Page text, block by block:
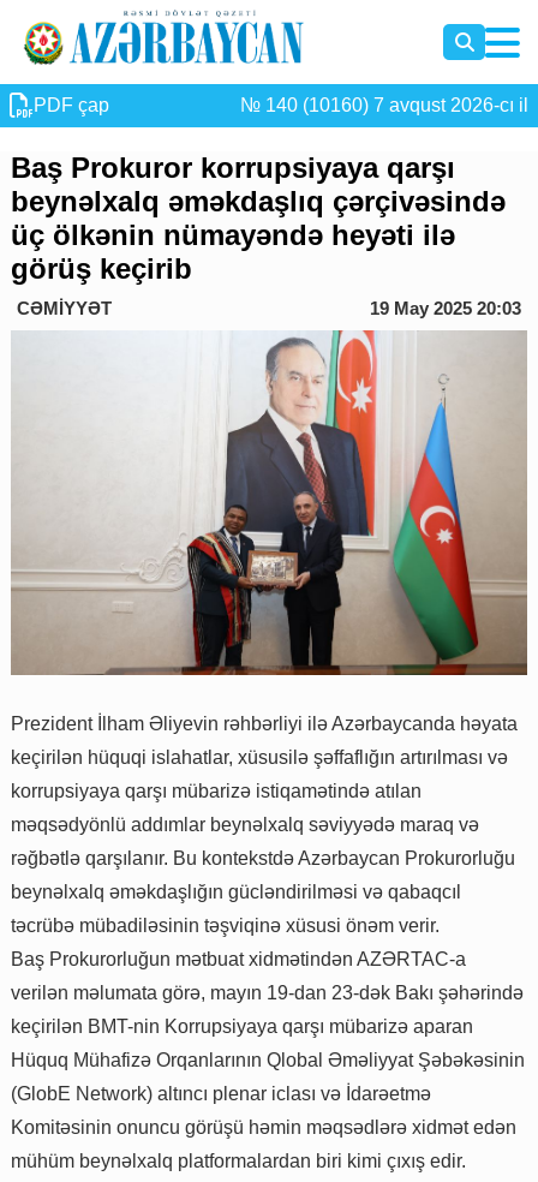
PDF çap № 140 (10160) 7 avqust 2026-cı il
Baş Prokuror korrupsiyaya qarşı
beynəlxalq əməkdaşlıq çərçivəsində
üç ölkənin nümayəndə heyəti ilə
görüş keçirib
CƏMİYYƏT 19 May 2025 20:03
Prezident İlham Əliyevin rəhbərliyi ilə Azərbaycanda həyata
keçirilən hüquqi islahatlar, xüsusilə şəffaflığın artırılması və
korrupsiyaya qarşı mübarizə istiqamətində atılan
məqsədyönlü addımlar beynəlxalq səviyyədə maraq və
rəğbətlə qarşılanır. Bu kontekstdə Azərbaycan Prokurorluğu
beynəlxalq əməkdaşlığın gücləndirilməsi və qabaqcıl
təcrübə mübadiləsinin təşviqinə xüsusi önəm verir.
Baş Prokurorluğun mətbuat xidmətindən AZƏRTAC-a
verilən məlumata görə, mayın 19-dan 23-dək Bakı şəhərində
keçirilən BMT-nin Korrupsiyaya qarşı mübarizə aparan
Hüquq Mühafizə Orqanlarının Qlobal Əməliyyat Şəbəkəsinin
(GlobE Network) altıncı plenar iclası və İdarəetmə
Komitəsinin onuncu görüşü həmin məqsədlərə xidmət edən
mühüm beynəlxalq platformalardan biri kimi çıxış edir.